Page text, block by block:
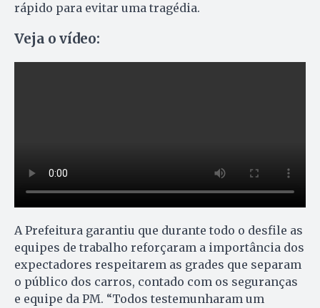
rápido para evitar uma tragédia.
Veja o vídeo:
A Prefeitura garantiu que durante todo o desfile as
equipes de trabalho reforçaram a importância dos
expectadores respeitarem as grades que separam
o público dos carros, contado com os seguranças
e equipe da PM. “Todos testemunharam um